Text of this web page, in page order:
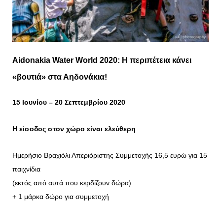
Aidonakia Water World 2020: Η περιπέτεια κάνει
«βουτιά» στα Αηδονάκια!
15 Ιουνίου – 20 Σεπτεμβρίου 2020
Η είσοδος στον χώρο είναι ελεύθερη
Ημερήσιο Βραχιόλι Απεριόριστης Συμμετοχής 16,5 ευρώ για 15
παιχνίδια
(εκτός από αυτά που κερδίζουν δώρα)
+ 1 μάρκα δώρο για συμμετοχή